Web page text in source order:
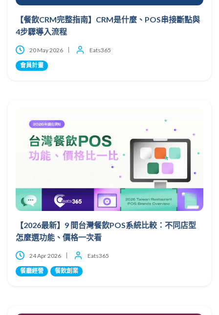
【餐飲CRM完整指南】CRM是什麼、POS串接斷點與
4步驟導入流程
20 May 2026 Eats365
會員計畫
【2026最新】9 間台灣餐飲POS系統比較：不同店型
怎麼選功能、價格一次看
24 Apr 2026 Eats365
餐廳經營 餐飲創業